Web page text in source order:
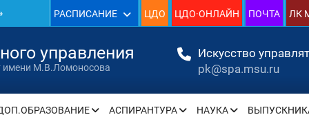
РАСПИСАНИЕ ЦДО ЦДО·ОНЛАЙН ПОЧТА ЛК
управления
имени М.В.Ломоносова
Искусство
pk@spa.msu.ru
АСПИРАНТУРА НАУКА